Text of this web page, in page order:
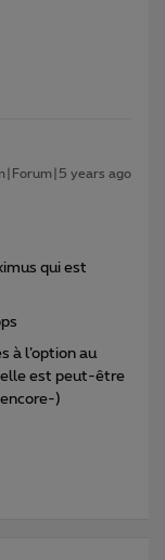
years ago
qui est
à l’option au
est peut-être
)